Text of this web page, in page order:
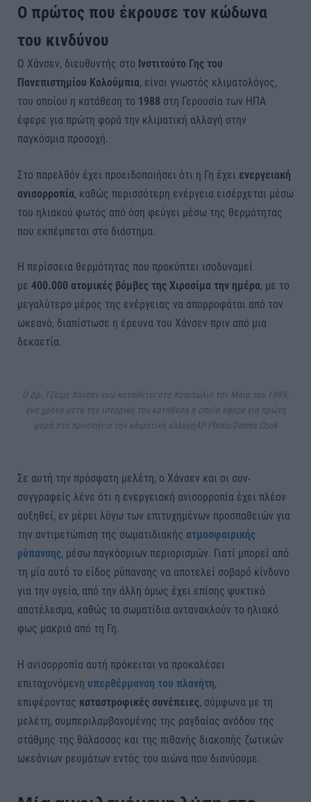
Ο πρώτος που έκρουσε τον κώδωνα
του κινδύνου
Ο Χάνσεν, διευθυντής στο Ινστιτούτο Γης του
Πανεπιστημίου Κολούμπια, είναι γνωστός κλιματολόγος,
του οποίου η κατάθεση το 1988 στη Γερουσία των ΗΠΑ
έφερε για πρώτη φορά την κλιματική αλλαγή στην
παγκόσμια προσοχή.
Στο παρελθόν έχει προειδοποιήσει ότι η Γη έχει ενεργειακή
ανισορροπία, καθώς περισσότερη ενέργεια εισέρχεται μέσω
του ηλιακού φωτός από όση φεύγει μέσω της θερμότητας
που εκπέμπεται στο διάστημα.
Η περίσσεια θερμότητας που προκύπτει ισοδυναμεί
με 400.000 ατομικές βόμβες της Χιροσίμα την ημέρα, με το
μεγαλύτερο μέρος της ενέργειας να απορροφάται από τον
ωκεανό, διαπίστωσε η έρευνα του Χάνσεν πριν από μια
δεκαετία.
Ο Δρ. Τζέιμς Χάνσεν ενώ καταθέτει στο Καπιτώλιο τον Μάιο του 1989,
ένα χρόνο μετά την ιστορική του κατάθεση η οποία έφερε για πρώτη
φορά στο προσκήνιο την κλιματική αλλαγήAP Photo/Dennis Cook
Σε αυτή την πρόσφατη μελέτη, ο Χάνσεν και οι συν-
συγγραφείς λένε ότι η ενεργειακή ανισορροπία έχει πλέον
αυξηθεί, εν μέρει λόγω των επιτυχημένων προσπαθειών για
την αντιμετώπιση της σωματιδιακής ατμοσφαιρικής
ρύπανσης, μέσω παγκόσμιων περιορισμών. Γιατί μπορεί από
τη μία αυτό το είδος ρύπανσης να αποτελεί σοβαρό κίνδυνο
για την υγεία, από την άλλη όμως έχει επίσης ψυκτικό
αποτέλεσμα, καθώς τα σωματίδια αντανακλούν το ηλιακό
φως μακριά από τη Γη.
Η ανισορροπία αυτή πρόκειται να προκαλέσει
επιταχυνόμενη υπερθέρμανση του πλανήτη,
επιφέροντας καταστροφικές συνέπειες, σύμφωνα με τη
μελέτη, συμπεριλαμβανομένης της ραγδαίας ανόδου της
στάθμης της θάλασσας και της πιθανής διακοπής ζωτικών
ωκεάνιων ρευμάτων εντός του αιώνα που διανύουμε.